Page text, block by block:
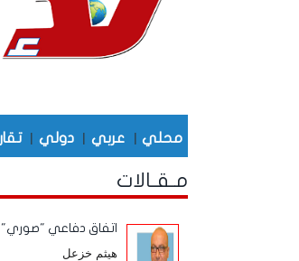
محلي | عربي | دولي |
مـقـالات
اتفاق دفاعي "صوري"
هيثم خزعل